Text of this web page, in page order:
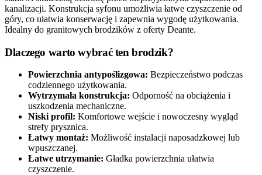
kanalizacji. Konstrukcja syfonu umożliwia łatwe czyszczenie od
góry, co ułatwia konserwację i zapewnia wygodę użytkowania.
Idealny do granitowych brodzików z oferty Deante.
Dlaczego warto wybrać ten brodzik?
Powierzchnia antypoślizgowa: Bezpieczeństwo podczas
codziennego użytkowania.
Wytrzymała konstrukcja: Odporność na obciążenia i
uszkodzenia mechaniczne.
Niski profil: Komfortowe wejście i nowoczesny wygląd
strefy prysznica.
Łatwy montaż: Możliwość instalacji naposadzkowej lub
wpuszczanej.
Łatwe utrzymanie: Gładka powierzchnia ułatwia
czyszczenie.